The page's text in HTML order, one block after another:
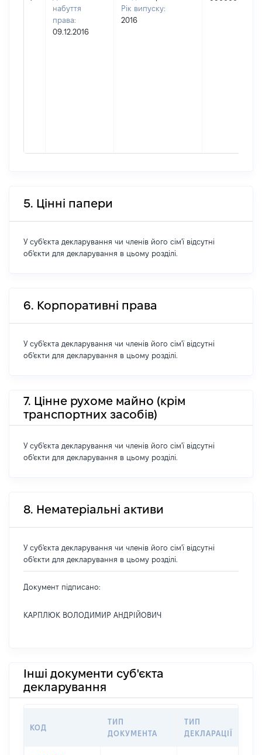
набуття
права:
09.12.2016
Рік випуску:
2016
5. Цінні папери
У суб'єкта декларування чи членів його сім'ї відсутні
об'єкти для декларування в цьому розділі.
6. Корпоративні права
У суб'єкта декларування чи членів його сім'ї відсутні
об'єкти для декларування в цьому розділі.
7. Цінне рухоме майно (крім
транспортних засобів)
У суб'єкта декларування чи членів його сім'ї відсутні
об'єкти для декларування в цьому розділі.
8. Нематеріальні активи
У суб'єкта декларування чи членів його сім'ї відсутні
об'єкти для декларування в цьому розділі.
Документ підписано:
КАРПЛЮК ВОЛОДИМИР АНДРІЙОВИЧ
Інші документи суб'єкта
декларування
КОД
ТИП
ДОКУМЕНТА
ТИП
ДЕКЛАРАЦІЇ